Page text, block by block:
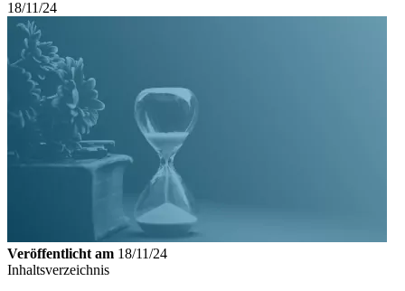
18/11/24
Veröffentlicht am 18/11/24
Inhaltsverzeichnis